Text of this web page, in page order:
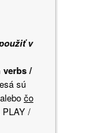
v
verbs /
sú
čo
PLAY /